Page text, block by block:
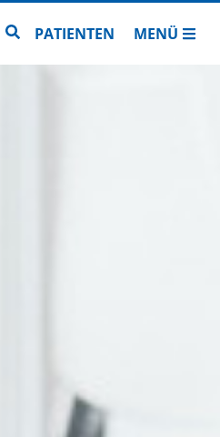
Zur Seitensuche
PATIENTEN MENÜ